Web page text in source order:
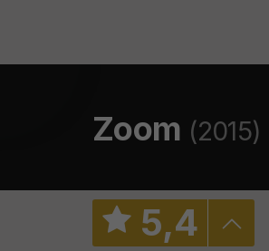
Zoom (2015)
5,4